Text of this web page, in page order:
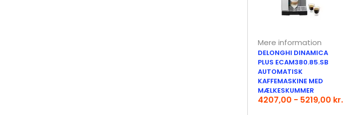
Mere information
DELONGHI DINAMICA
PLUS ECAM380.85.SB
AUTOMATISK
KAFFEMASKINE MED
MÆLKESKUMMER
4207,00 - 5219,00 kr.